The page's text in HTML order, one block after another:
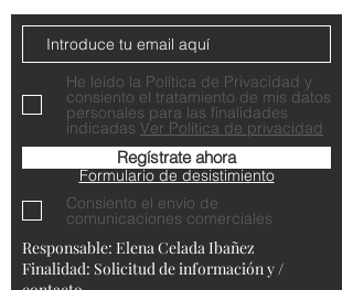
He leído la Política de Privacidad y
consiento el tratamiento de mis datos
personales para las finalidades
indicadas Ver Política de privacidad
Regístrate ahora
Consiento el envío de
comunicaciones comerciales
Responsable: Elena Celada Ibañez
Finalidad: Solicitud de información y /
Formulario de desistimiento